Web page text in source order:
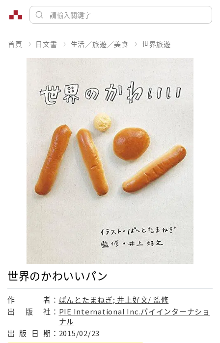
首頁 日文書 生活／旅遊／美食 世界旅遊
世界のかわいいパン
作 者： ぱんとたまねぎ; 井上好文/ 監修
出
版 社： PIE International Inc.パイインターナショ
ナル
出 版 日 期： 2015/02/23